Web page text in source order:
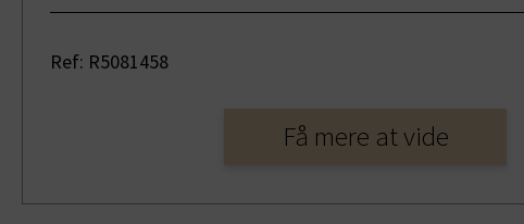
Ref: R5081458
Få mere at vide